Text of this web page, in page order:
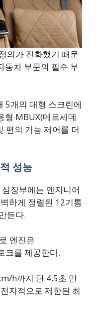
의가 진화했기 때문
동차 부문의 필수 부
5개의 대형 스크린에
형 MBUX(메르세데
편의 기능 제어를 더
성능
장부에는 엔지니어
하게 정렬된 12기통
든다.
엔진은
크를 제공한다.
h까지 단 4.5초 만
자적으로 제한된 최